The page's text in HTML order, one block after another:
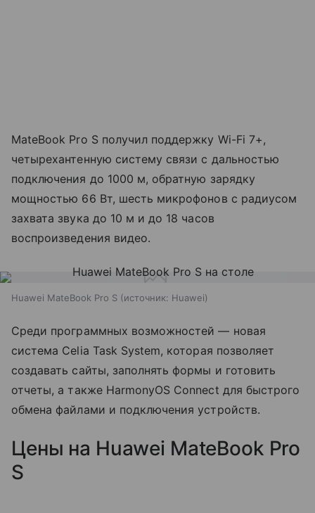
MateBook Pro S получил поддержку Wi-Fi 7+,
четырехантенную систему связи с дальностью
подключения до 1000 м, обратную зарядку
мощностью 66 Вт, шесть микрофонов с радиусом
захвата звука до 10 м и до 18 часов
воспроизведения видео.
Huawei MateBook Pro S источник: Huawei
Среди программных возможностей — новая
система Celia Task System, которая позволяет
создавать сайты, заполнять формы и готовить
отчеты, а также HarmonyOS Connect для быстрого
обмена файлами и подключения устройств.
Цены на Huawei MateBook Pro
S